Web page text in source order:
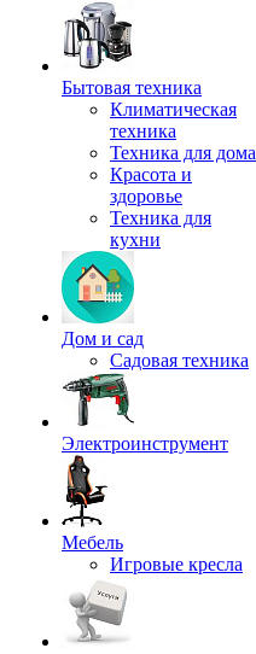
Бытовая техника
Климатическая
техника
Техника для дома
Красота и
здоровье
Техника для
кухни
Дом и сад
Садовая техника
Электроинструмент
Мебель
Игровые кресла